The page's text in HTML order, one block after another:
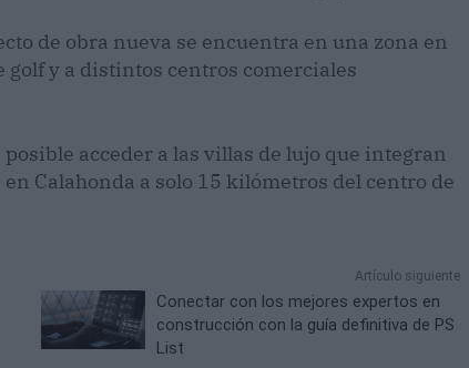
de obra nueva se encuentra en una zona en
golf y a distintos centros comerciales
posible acceder a las villas de lujo que integran
Calahonda a solo 15 kilómetros del centro de
Artículo siguiente
Conectar con los mejores expertos en
construcción con la guía definitiva de PS
List